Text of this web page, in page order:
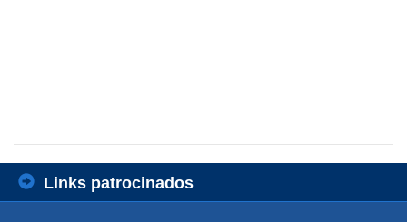
Links patrocinados